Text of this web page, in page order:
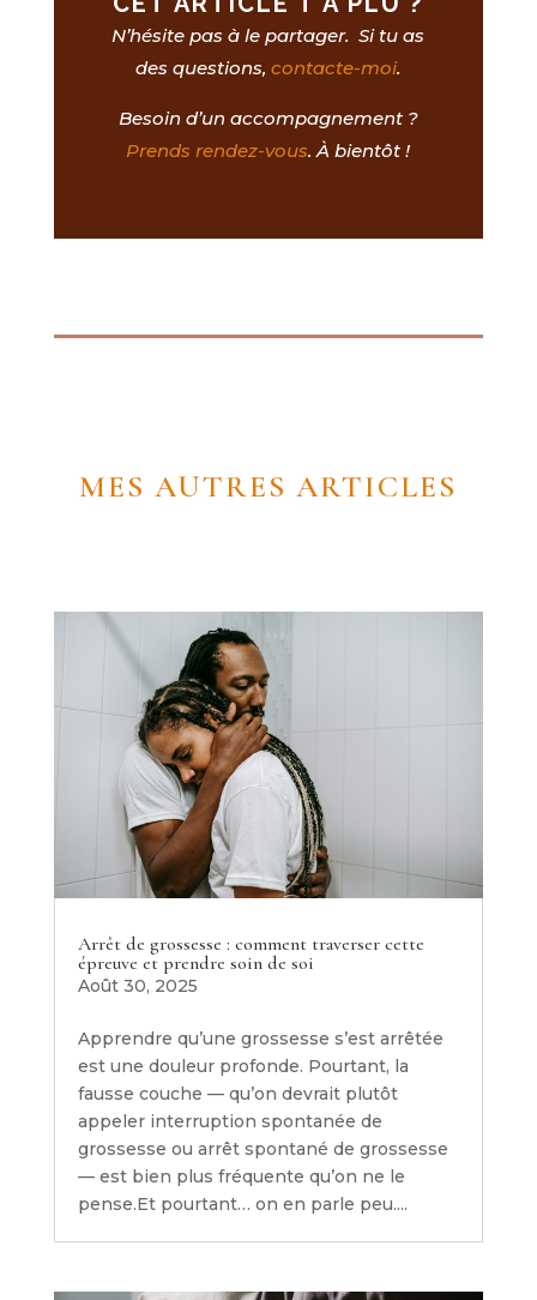
N’hésite pas à le partager. Si tu as
des questions,contacte-moi.
Besoin d’un accompagnement ?
Prends rendez-vous. À bientôt !
MES AUTRES ARTICLES
Arrêt de grossesse : comment traverser cette
épreuve et prendre soin de soi
Août 30, 2025
Apprendre qu’une grossesse s’est arrêtée
est une douleur profonde. Pourtant, la
fausse couche — qu’on devrait plutôt
appeler interruption spontanée de
grossesse ou arrêt spontané de grossesse
— est bien plus fréquente qu’on ne le
pense.Et pourtant… on en parle peu....